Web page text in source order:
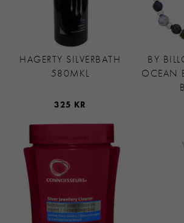
HAGERTY SILVERBATH
580MKL
325 KR
BY
OCEAN